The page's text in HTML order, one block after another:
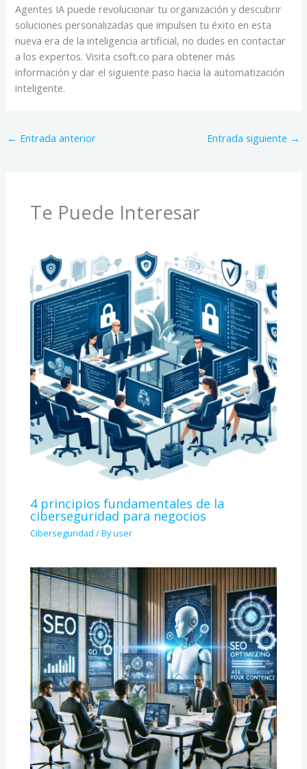
Agentes IA puede revolucionar tu organización y descubrir
soluciones personalizadas que impulsen tu éxito en esta
nueva era de la inteligencia artificial, no dudes en contactar
a los expertos. Visita csoft.co para obtener más
información y dar el siguiente paso hacia la automatización
inteligente.
← Entrada anterior Entrada siguiente →
Te Puede Interesar
4 principios fundamentales de la
ciberseguridad para negocios
Ciberseguridad / Byuser